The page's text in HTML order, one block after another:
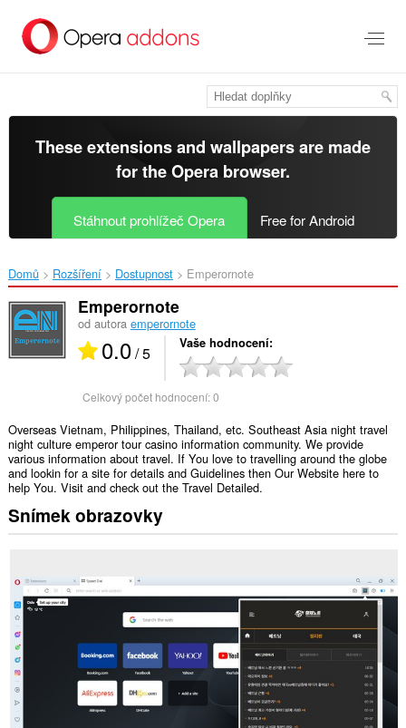
přímo
These extensions and wallpapers are made
for theOpera browser.
Stáhnout prohlížeč Opera Free for Android
Domů Rozšíření Dostupnost Emperornote‎
Emperornote
od autora emperornote
0.0/ 5 Vaše hodnocení
Celkový počet hodnocení:0
Overseas Vietnam, Philippines, Thailand, etc. Southeast Asia night travel
night culture emperor tour casino information community. We provide
various information about travel. If You love to travelling around the globe
and lookin for a site for details and Guidelines then Our Website here to
help You. Visit and check out the Travel Detailed.
Snímek obrazovky